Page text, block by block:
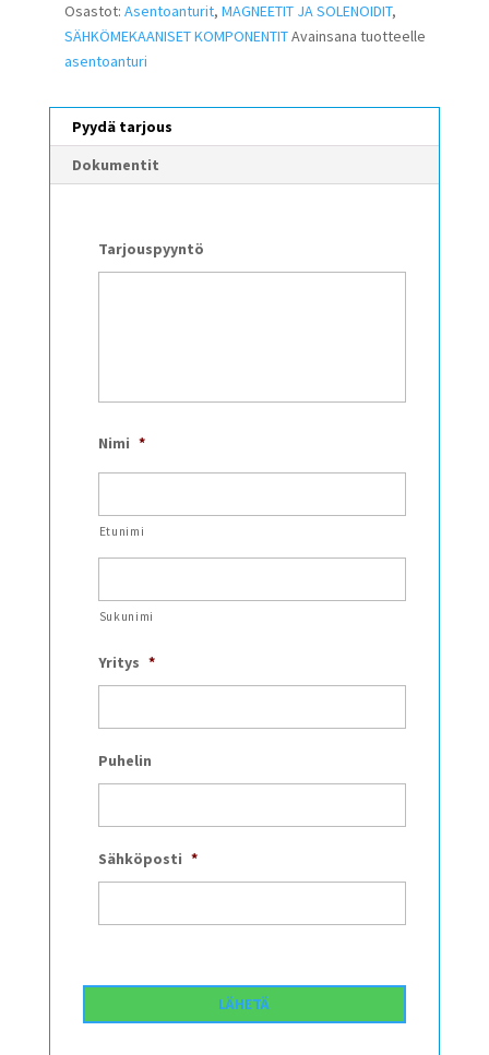
Osastot: Asentoanturit, MAGNEETIT JA SOLENOIDIT,
SÄHKÖMEKAANISET KOMPONENTITAvainsana tuotteelle
asentoanturi
Pyydä tarjous
Dokumentit
Tarjouspyyntö
Nimi *
Etunimi
Sukunimi
Yritys *
Puhelin
Sähköposti *